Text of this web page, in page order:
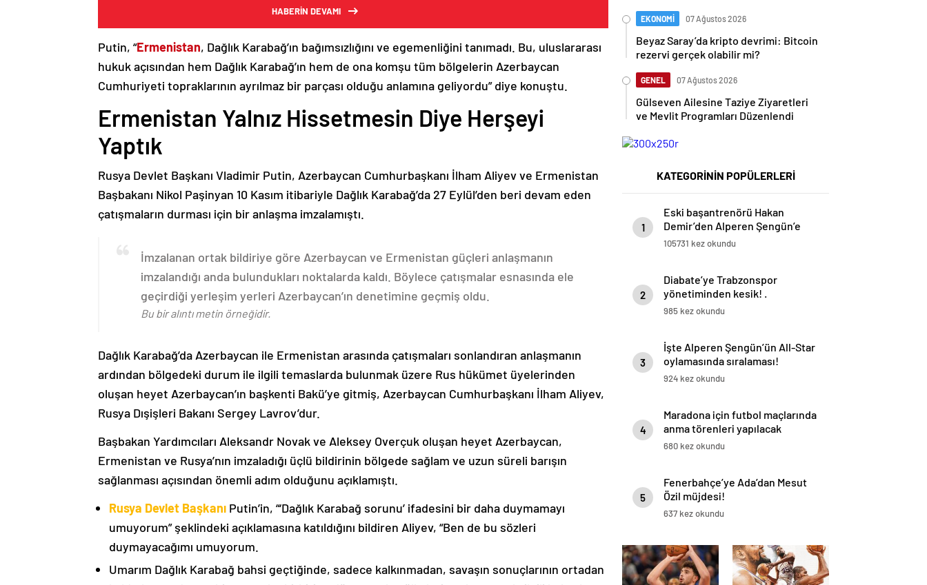
HABERİN DEVAMI
Putin, “Ermenistan, Dağlık Karabağ’ın bağımsızlığını ve egemenliğini tanımadı. Bu, uluslararası
hukuk açısından hem Dağlık Karabağ’ın hem de ona komşu tüm bölgelerin Azerbaycan
Cumhuriyeti topraklarının ayrılmaz bir parçası olduğu anlamına geliyordu” diye konuştu.
Ermenistan Yalnız Hissetmesin Diye Herşeyi
Yaptık
Rusya Devlet Başkanı Vladimir Putin, Azerbaycan Cumhurbaşkanı İlham Aliyev ve Ermenistan
Başbakanı Nikol Paşinyan 10 Kasım itibariyle Dağlık Karabağ’da 27 Eylül’den beri devam eden
çatışmaların durması için bir anlaşma imzalamıştı.
İmzalanan ortak bildiriye göre Azerbaycan ve Ermenistan güçleri anlaşmanın
imzalandığı anda bulundukları noktalarda kaldı. Böylece çatışmalar esnasında ele
geçirdiği yerleşim yerleri Azerbaycan’ın denetimine geçmiş oldu.
Bu bir alıntı metin örneğidir.
Dağlık Karabağ’da Azerbaycan ile Ermenistan arasında çatışmaları sonlandıran anlaşmanın
ardından bölgedeki durum ile ilgili temaslarda bulunmak üzere Rus hükümet üyelerinden
oluşan heyet Azerbaycan’ın başkenti Bakü’ye gitmiş, Azerbaycan Cumhurbaşkanı İlham Aliyev,
Rusya Dışişleri Bakanı Sergey Lavrov’dur.
Başbakan Yardımcıları Aleksandr Novak ve Aleksey Overçuk oluşan heyet Azerbaycan,
Ermenistan ve Rusya’nın imzaladığı üçlü bildirinin bölgede sağlam ve uzun süreli barışın
sağlanması açısından önemli adım olduğunu açıklamıştı.
Rusya Devlet Başkanı Putin’in, “‘Dağlık Karabağ sorunu’ ifadesini bir daha duymamayı
umuyorum” şeklindeki açıklamasına katıldığını bildiren Aliyev, “Ben de bu sözleri
duymayacağımı umuyorum.
Umarım Dağlık Karabağ bahsi geçtiğinde, sadece kalkınmadan, savaşın sonuçlarının ortadan
EKONOMİ 07 Ağustos 2026
Beyaz Saray’da kripto devrimi: Bitcoin
rezervi gerçek olabilir mi?
GENEL 07 Ağustos 2026
Gülseven Ailesine Taziye Ziyaretleri
ve Mevlit Programları Düzenlendi
KATEGORİNİN POPÜLERLERİ
1
Eski başantrenörü Hakan
Demir’den Alperen Şengün’e
övgü
105731 kez okundu
2
Diabate’ye Trabzonspor
yönetiminden kesik! .
985 kez okundu
3
İşte Alperen Şengün’ün All-Star
oylamasında sıralaması!
924 kez okundu
4
Maradona için futbol maçlarında
anma törenleri yapılacak
680 kez okundu
5
Fenerbahçe’ye Ada’dan Mesut
Özil müjdesi!
637 kez okundu